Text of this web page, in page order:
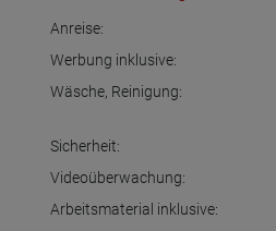
Anreise:
Werbung inklusive:
Wäsche, Reinigung:
Sicherheit:
Videoüberwachung:
Arbeitsmaterial inklusive: